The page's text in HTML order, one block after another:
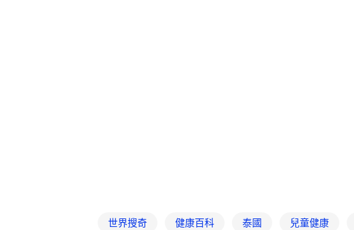
世界搜奇 健康百科 泰國 兒童健康